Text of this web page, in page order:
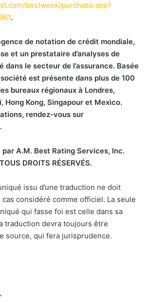
bestweek/purchase.asp?
.
de notation de crédit mondiale,
et un prestataire d’analyses de
dans le secteur de l’assurance. Basée
est présente dans plus de 100
bureaux régionaux à Londres,
Hong Kong, Singapour et Mexico.
rendez-vous sur
.
A.M. Best Rating Services, Inc.
TOUS DROITS RÉSERVÉS.
issu d’une traduction ne doit
cas considéré comme officiel. La seule
qui fasse foi est celle dans sa
traduction devra toujours être
source, qui fera jurisprudence.